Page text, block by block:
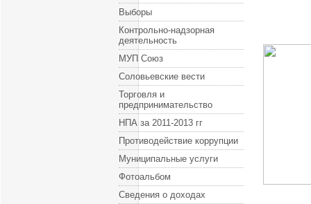
Выборы
Контрольно-надзорная
деятельность
МУП Союз
Соловьевские вести
Торговля и
предпринимательство
НПА за 2011-2013 гг
Противодействие коррупции
Муниципальные услуги
Фотоальбом
Сведения о доходах